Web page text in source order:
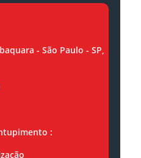
- São Paulo - SP,
: